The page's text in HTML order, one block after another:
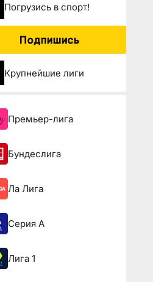
Погрузиcь в спорт!
Подпишись
Крупнейшие лиги
Премьер-лига
Бундеслига
Ла Лига
Серия А
Лига 1